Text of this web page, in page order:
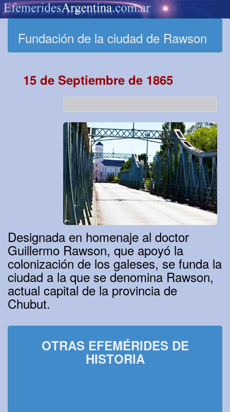
Fundación de la ciudad de Rawson
15 de Septiembre de 1865
Designada en homenaje al doctor
Guillermo Rawson, que apoyó la
colonización de los galeses, se funda la
ciudad a la que se denomina Rawson,
actual capital de la provincia de
Chubut.
OTRAS EFEMÉRIDES DE
HISTORIA